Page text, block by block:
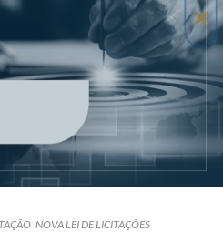
NOVA LEI DE LICITAÇÕES